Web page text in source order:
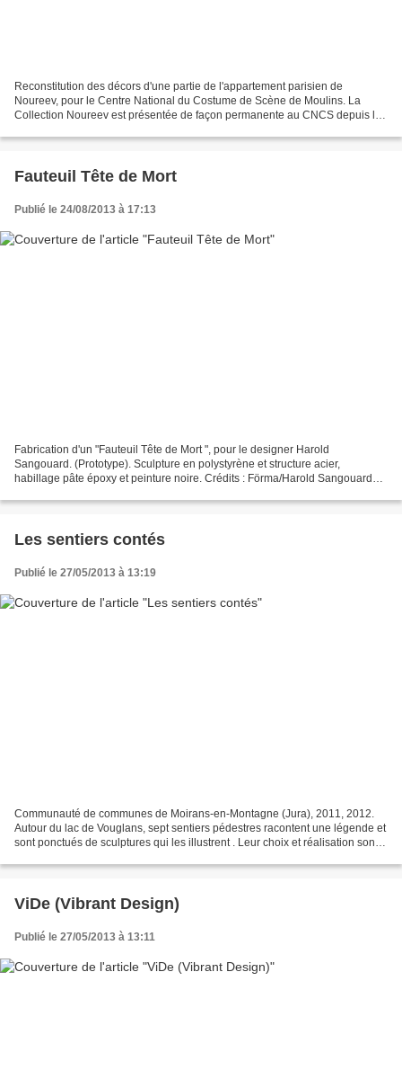
Reconstitution des décors d'une partie de l'appartement parisien de
Noureev, pour le Centre National du Costume de Scène de Moulins. La
Collection Noureev est présentée de façon permanente au CNCS depuis le
Fauteuil Tête de Mort
Publié le 24/08/2013 à 17:13
Fabrication d'un "Fauteuil Tête de Mort ", pour le designer Harold
Sangouard. (Prototype). Sculpture en polystyrène et structure acier,
habillage pâte époxy et peinture noire. Crédits : Förma/Harold Sangouard
Les sentiers contés
Publié le 27/05/2013 à 13:19
Communauté de communes de Moirans-en-Montagne (Jura), 2011, 2012.
Autour du lac de Vouglans, sept sentiers pédestres racontent une légende et
sont ponctués de sculptures qui les illustrent . Leur choix et réalisation sont
ViDe (Vibrant Design)
Publié le 27/05/2013 à 13:11